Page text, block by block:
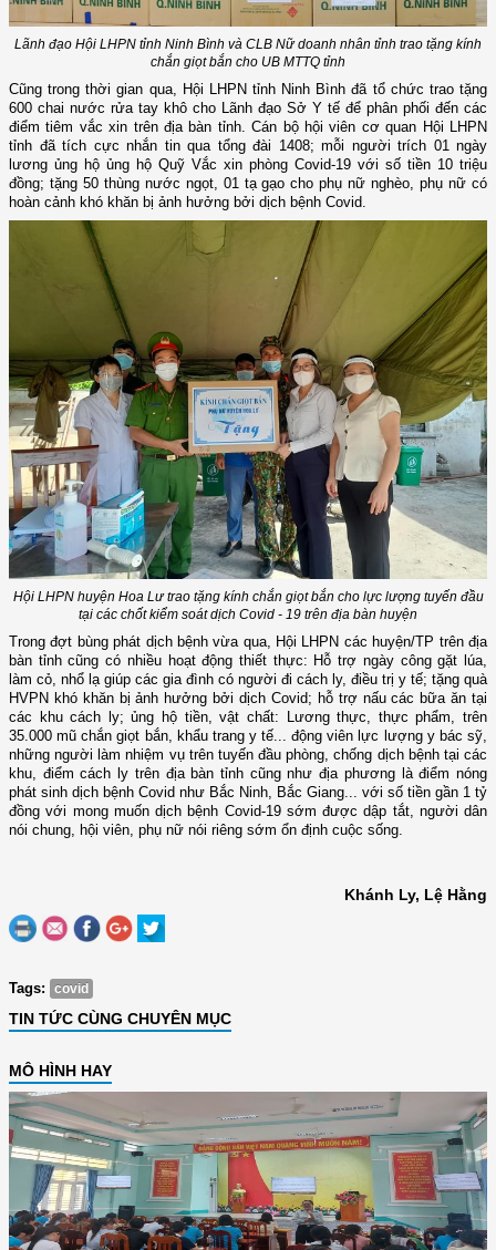
Lãnh đạo Hội LHPN tỉnh Ninh Bình và CLB Nữ doanh nhân tỉnh trao tặng kính
chắn giọt bắn cho UB MTTQ tỉnh
Cũng trong thời gian qua, Hội LHPN tỉnh Ninh Bình đã tổ chức trao tặng
600 chai nước rửa tay khô cho Lãnh đạo Sở Y tế để phân phối đến các
điểm tiêm vắc xin trên địa bàn tỉnh. Cán bộ hội viên cơ quan Hội LHPN
tỉnh đã tích cực nhắn tin qua tổng đài 1408; mỗi người trích 01 ngày
lương ủng hộ ủng hộ Quỹ Vắc xin phòng Covid-19 với số tiền 10 triệu
đồng; tặng 50 thùng nước ngọt, 01 tạ gạo cho phụ nữ nghèo, phụ nữ có
hoàn cảnh khó khăn bị ảnh hưởng bởi dịch bệnh Covid.
Hội LHPN huyện Hoa Lư trao tặng kính chắn giọt bắn cho lực lượng tuyến đầu
tại các chốt kiểm soát dịch Covid - 19 trên địa bàn huyện
Trong đợt bùng phát dịch bệnh vừa qua, Hội LHPN các huyện/TP trên địa
bàn tỉnh cũng có nhiều hoạt động thiết thực: Hỗ trợ ngày công gặt lúa,
làm cỏ, nhổ lạ giúp các gia đình có người đi cách ly, điều trị y tế; tặng quà
HVPN khó khăn bị ảnh hưởng bởi dịch Covid; hỗ trợ nấu các bữa ăn tại
các khu cách ly; ủng hộ tiền, vật chất: Lương thực, thực phẩm, trên
35.000 mũ chắn giọt bắn, khẩu trang y tế... động viên lực lượng y bác sỹ,
những người làm nhiệm vụ trên tuyến đầu phòng, chống dịch bệnh tại các
khu, điểm cách ly trên địa bàn tỉnh cũng như địa phương là điểm nóng
phát sinh dịch bệnh Covid như Bắc Ninh, Bắc Giang... với số tiền gần 1 tỷ
đồng với mong muốn dịch bệnh Covid-19 sớm được dập tắt, người dân
nói chung, hội viên, phụ nữ nói riêng sớm ổn định cuộc sống.
Khánh Ly, Lệ Hằng
Tags: covid
TIN TỨC CÙNG CHUYÊN MỤC
MÔ HÌNH HAY